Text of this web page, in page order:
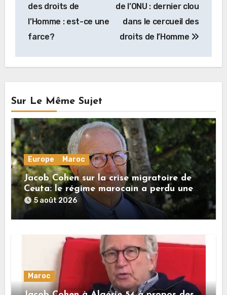
l’article
des droits de
l’Homme : est-ce une
farce?
de l’ONU : dernier clou
dans le cercueil des
droits de l’Homme
Sur Le Même Sujet
Europe Maroc
Jacob Cohen sur la crise migratoire de
Ceuta: le régime marocain a perdu une
bonne part de sa crédibilité vis-à-vis de
l’Union européenne
5 août 2026
Maroc